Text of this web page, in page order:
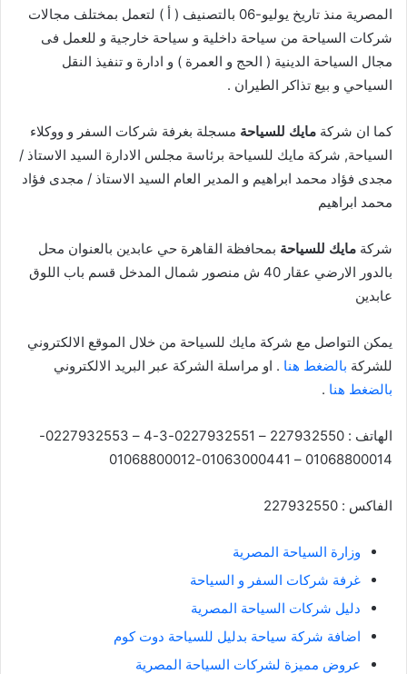
المصرية منذ تاريخ يوليو-06 بالتصنيف ( أ ) لتعمل بمختلف مجالات
شركات السياحة من سياحة داخلية و سياحة خارجية و للعمل فى
مجال السياحة الدينية ( الحج و العمرة ) و ادارة و تنفيذ النقل
السياحي و بيع تذاكر الطيران .
كما ان شركة مايك للسياحة مسجلة بغرفة شركات السفر و ووكلاء
السياحة, شركة مايك للسياحة برئاسة مجلس الادارة السيد الاستاذ /
مجدى فؤاد محمد ابراهيم و المدير العام السيد الاستاذ / مجدى فؤاد
محمد ابراهيم
شركة مايك للسياحة بمحافظة القاهرة حي عابدين بالعنوان محل
بالدور الارضي عقار 40 ش منصور شمال المدخل قسم باب اللوق
عابدين
يمكن التواصل مع شركة مايك للسياحة من خلال الموقع الالكتروني
للشركة بالضغط هنا . او مراسلة الشركة عبر البريد الالكتروني
بالضغط هنا .
الهاتف : 227932550 – 0227932551-3-4 – 0227932553-
01068800014 – 01063000441-01068800012
الفاكس : 227932550
وزارة السياحة المصرية
غرفة شركات السفر و السياحة
دليل شركات السياحة المصرية
اضافة شركة سياحة بدليل للسياحة دوت كوم
عروض مميزة لشركات السياحة المصرية